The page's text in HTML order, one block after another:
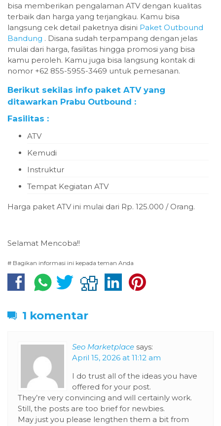
bisa memberikan pengalaman ATV dengan kualitas
terbaik dan harga yang terjangkau. Kamu bisa
langsung cek detail paketnya disini Paket Outbound
Bandung . Disana sudah terpampang dengan jelas
mulai dari harga, fasilitas hingga promosi yang bisa
kamu peroleh. Kamu juga bisa langsung kontak di
nomor +62 855-5955-3469 untuk pemesanan.
Berikut sekilas info paket ATV yang
ditawarkan Prabu Outbound :
Fasilitas :
ATV
Kemudi
Instruktur
Tempat Kegiatan ATV
Harga paket ATV ini mulai dari Rp. 125.000 / Orang.
Selamat Mencoba!!
# Bagikan informasi ini kepada teman Anda
1 komentar
Seo Marketplace says:
April 15, 2026 at 11:12 am
I do trust all of the ideas you have
offered for your post.
They’re very convincing and will certainly work.
Still, the posts are too brief for newbies.
May just you please lengthen them a bit from